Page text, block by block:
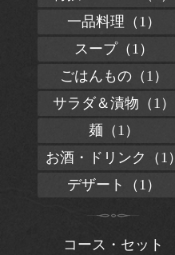
一品料理（1）
スープ（1）
ごはんもの（1）
サラダ＆漬物（1）
麺（1）
お酒・ドリンク（1）
デザート（1）
コース・セット